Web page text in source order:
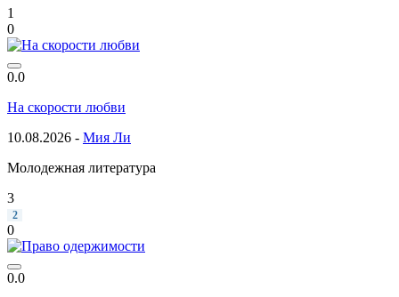
1
0
0.0
На скорости любви
10.08.2026 - Мия Ли
Молодежная литература
3
2
0
0.0